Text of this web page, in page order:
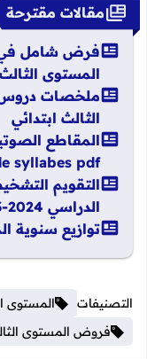
مقالات مقترحة
فرض شامل في
المستوى الثالث
ملخصات دروس
الثالث ابتدائي
المقاطع
syllabes pdf
التقويم
الدراسي 2024-2023
توازيع سنوية
التصنيفات المستوى
فروض المستوى